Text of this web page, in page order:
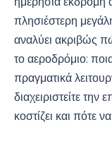
πλησιέστερη
αναλύει ακριβώς
το αεροδρόμιο:
πραγματικά
διαχειριστείτε
κοστίζει και πότε